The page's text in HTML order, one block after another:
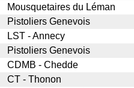
Mousquetaires du Léman
Pistoliers Genevois
LST - Annecy
Pistoliers Genevois
CDMB - Chedde
CT - Thonon